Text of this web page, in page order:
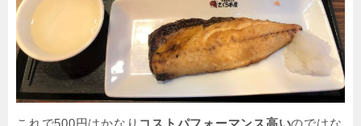
これで500円はかなり コストパフォーマンス高いのではな